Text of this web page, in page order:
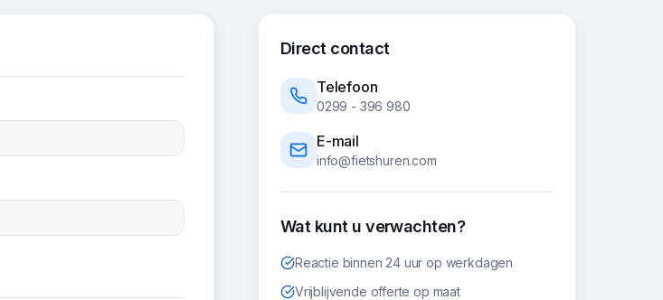
Direct contact
Telefoon
0299 - 396 980
E-mail
info@fietshuren.com
Wat kunt u verwachten?
Reactie binnen 24 uur op werkdagen
Vrijblijvende offerte op maat